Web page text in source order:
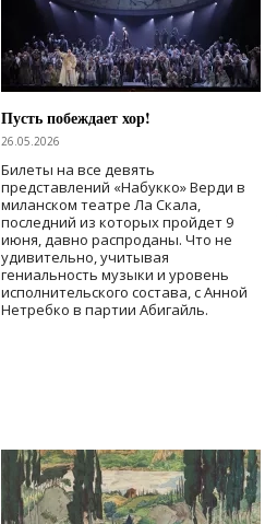
Пусть побеждает хор!
26.05.2026
Билеты на все девять
представлений «Набукко» Верди в
миланском театре Ла Скала,
последний из которых пройдет 9
июня, давно распроданы. Что не
удивительно, учитывая
гениальность музыки и уровень
исполнительского состава, с Анной
Нетребко в партии Абигайль.